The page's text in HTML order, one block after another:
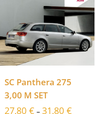
SC Panthera 275
3,00 M SET
27,80 € – 31,80 €